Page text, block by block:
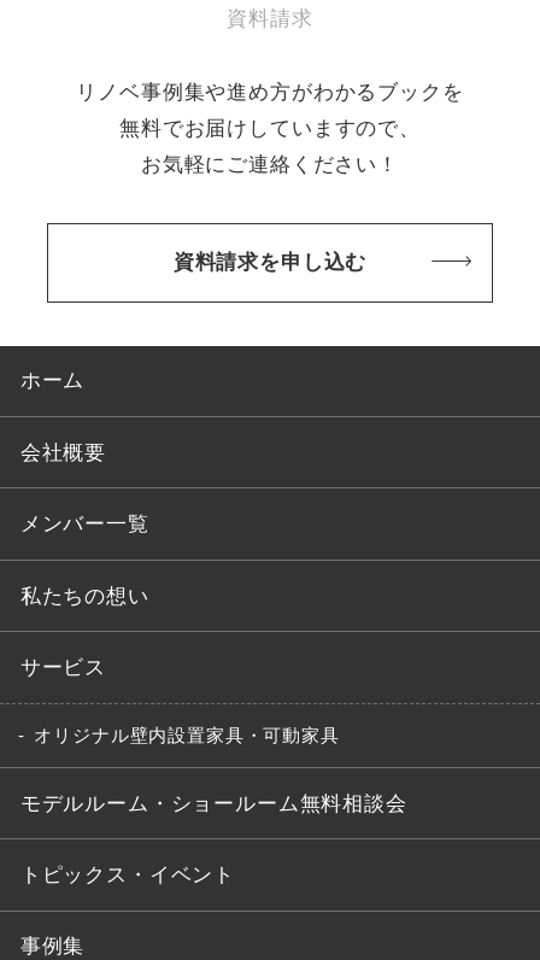
資料請求
リノベ事例集や進め方がわかるブックを
無料でお届けしていますので、
お気軽にご連絡ください！
資料請求を申し込む
ホーム
会社概要
メンバー一覧
私たちの想い
サービス
オリジナル壁内設置家具・可動家具
モデルルーム・ショールーム無料相談会
トピックス・イベント
事例集